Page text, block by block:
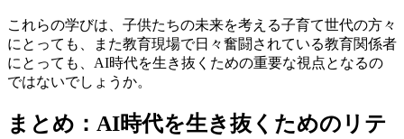
これらの学びは、子供たちの未来を考える子育て世代の方々
にとっても、また教育現場で日々奮闘されている教育関係者
にとっても、AI時代を生き抜くための重要な視点となるの
ではないでしょうか。
まとめ：AI時代を生き抜くためのリテ